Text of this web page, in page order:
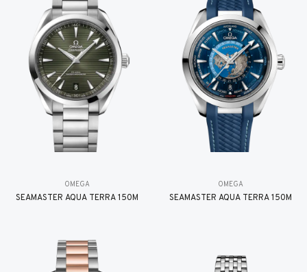
OMEGA
SEAMASTER AQUA TERRA 150M
OMEGA
SEAMASTER AQUA TERRA 150M